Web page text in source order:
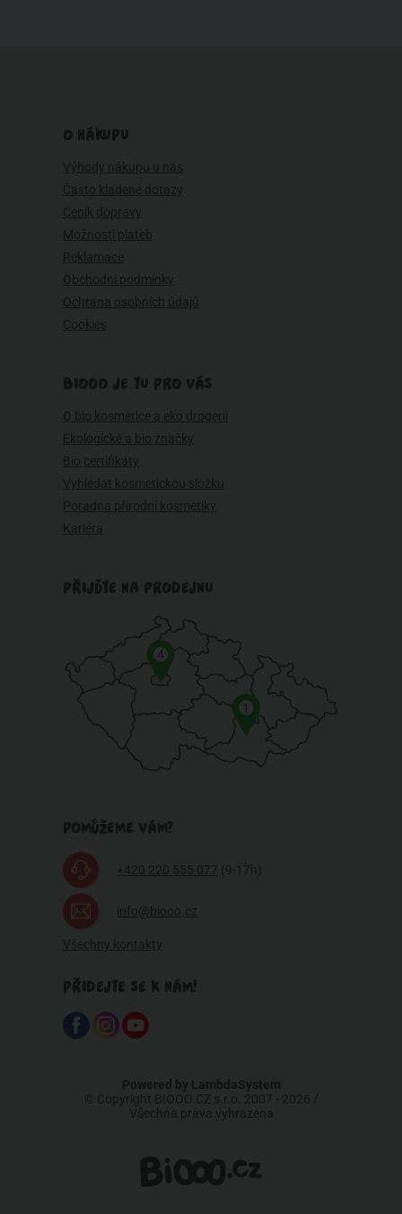
O NÁKUPU
Výhody nákupu u nás
Často kladené dotazy
Ceník dopravy
Možnosti plateb
Reklamace
Obchodní podmínky
Ochrana osobních údajů
Cookies
BIOOO JE TU PRO VÁS
O bio kosmetice a eko drogerii
Ekologické a bio značky
Bio certifikáty
Vyhledat kosmetickou složku
Poradna přírodní kosmetiky
Kariéra
PŘIJĎTE NA PRODEJNU
1
4
POMŮŽEME VÁM?
+420 220 555 077 (9-17h)
info@biooo.cz
Všechny kontakty
PŘIDEJTE SE K NÁM!
Powered by LambdaSystem
© Copyright BIOOO.CZ s.r.o. 2007 - 2026 /
Všechna práva vyhrazena